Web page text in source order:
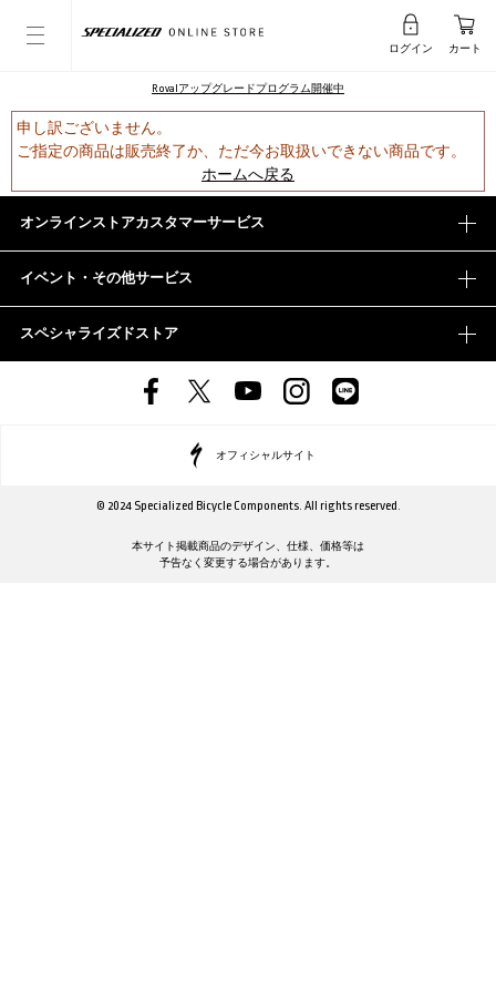
ログイン カート
Rovalアップグレードプログラム開催中
申し訳ございません。
ご指定の商品は販売終了か、ただ今お取扱いできない商品です。
ホームへ戻る
オンラインストアカスタマーサービス
イベント・その他サービス
スペシャライズドストア
オフィシャルサイト
© 2024 Specialized Bicycle Components. All rights reserved.
本サイト掲載商品のデザイン、仕様、価格等は
予告なく変更する場合があります。